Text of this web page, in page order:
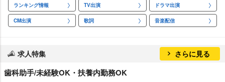
ランキング情報 TV出演 ドラマ出演
CM出演 歌詞 音楽配信
求人特集 さらに見る
歯科助手/未経験OK・扶養内勤務OK